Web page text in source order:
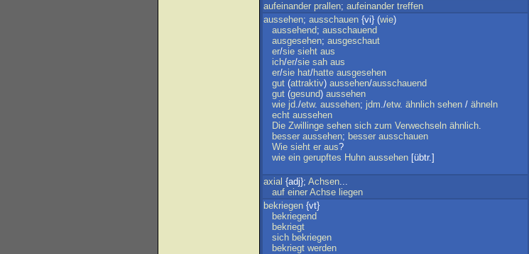
aufeinander prallen; aufeinander treffen
aussehen; ausschauen {vi} (wie)
aussehend; ausschauend
ausgesehen; ausgeschaut
er/sie sieht aus
ich/er/sie sah aus
er/sie hat/hatte ausgesehen
gut (attraktiv) aussehen/ausschauend
gut (gesund) aussehen
wie jd./etw. aussehen; jdm./etw. ähnlich sehen / ähneln
echt aussehen
Die Zwillinge sehen sich zum Verwechseln ähnlich.
besser aussehen; besser ausschauen
Wie sieht er aus?
wie ein gerupftes Huhn aussehen [übtr.]
axial {adj}; Achsen...
auf einer Achse liegen
bekriegen {vt}
bekriegend
bekriegt
sich bekriegen
bekriegt werden